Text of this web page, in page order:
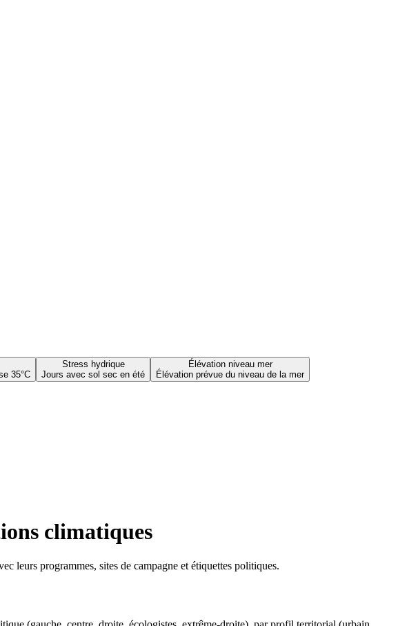
35°C
Stress hydrique
Jours avec sol sec en été
Élévation niveau mer
Élévation prévue du niveau de la mer
climatiques
leurs programmes, sites de campagne et étiquettes politiques.